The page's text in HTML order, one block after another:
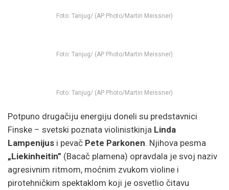
Foto: Tanjug/ (AP Photo/Martin Meissner)
Foto: Tanjug/ (AP Photo/Martin Meissner)
Foto: Tanjug/ (AP Photo/Martin Meissner)
Potpuno drugačiju energiju doneli su predstavnici
Finske – svetski poznata violinistkinja Linda
Lampenijus i pevač Pete Parkonen. Njihova pesma
„Liekinheitin” (Bacač plamena) opravdala je svoj naziv
agresivnim ritmom, moćnim zvukom violine i
pirotehničkim spektaklom koji je osvetlio čitavu